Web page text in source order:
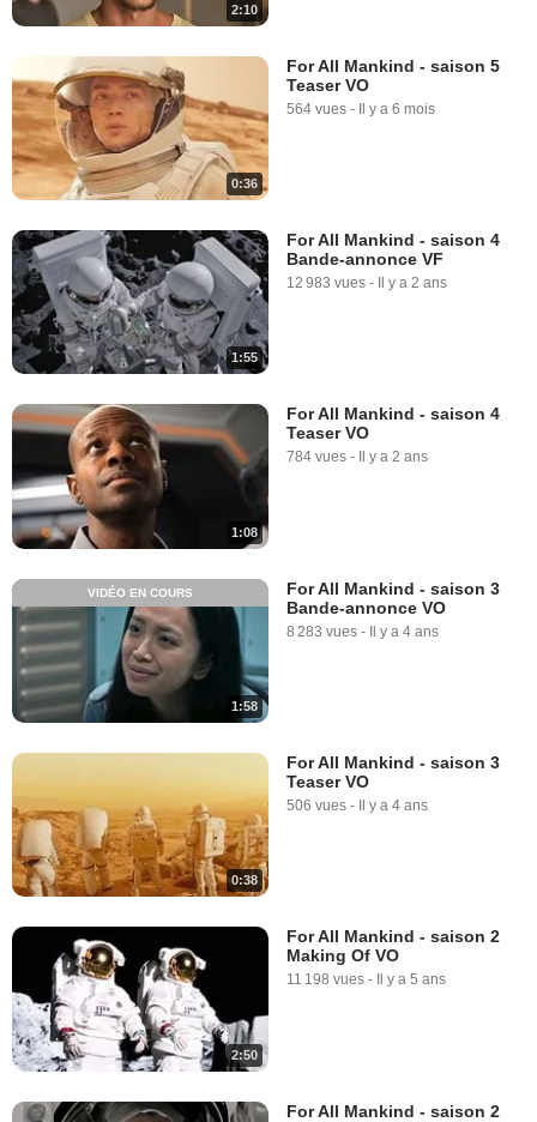
2:10
0:36
For All Mankind - saison 5
Teaser VO
564 vues - Il y a 6 mois
1:55
For All Mankind - saison 4
Bande-annonce VF
12 983 vues - Il y a 2 ans
1:08
For All Mankind - saison 4
Teaser VO
784 vues - Il y a 2 ans
1:58
VIDÉO EN COURS
For All Mankind - saison 3
Bande-annonce VO
8 283 vues - Il y a 4 ans
0:38
For All Mankind - saison 3
Teaser VO
506 vues - Il y a 4 ans
2:50
For All Mankind - saison 2
Making Of VO
11 198 vues - Il y a 5 ans
For All Mankind - saison 2